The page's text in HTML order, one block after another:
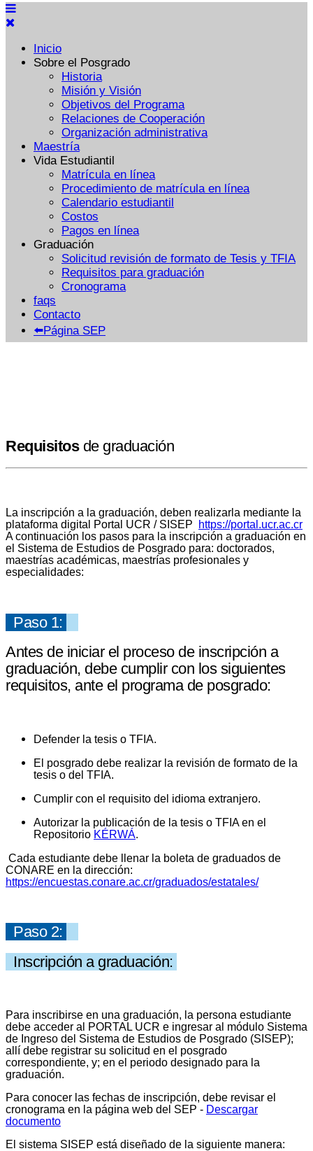
Inicio
Sobre el Posgrado
Historia
Misión y Visión
Objetivos del Programa
Relaciones de Cooperación
Organización administrativa
Maestría
Vida Estudiantil
Matrícula en línea
Procedimiento de matrícula en línea
Calendario estudiantil
Costos
Pagos en línea
Graduación
Solicitud revisión de formato de Tesis y TFIA
Requisitos para graduación
Cronograma
faqs
Contacto
⬅️Página SEP
Requisitosde graduación
La inscripción a la graduación, deben realizarla mediante la
plataforma digital Portal UCR / SISEP
https://portal.ucr.ac.cr
A continuación los pasos para la inscripción a graduación en
el Sistema de Estudios de Posgrado para: doctorados,
maestrías académicas, maestrías profesionales y
especialidades:
Paso 1:
Antes de iniciar el proceso de inscripción a
graduación, debe cumplir con los siguientes
requisitos, ante el programa de posgrado:
Defender la tesis o TFIA.
El posgrado debe realizar la revisión de formato de la
tesis o del TFIA.
Cumplir con el requisito del idioma extranjero.
Autorizar la publicación de la tesis o TFIA en el
Repositorio KÉRWÁ.
Cada estudiante debe llenar la boleta de graduados de
CONARE en la dirección:
https://encuestas.conare.ac.cr/graduados/estatales/
Paso 2:
Inscripción a graduación:
Para inscribirse en una graduación, la persona estudiante
debe acceder al PORTAL UCR e ingresar al módulo Sistema
de Ingreso del Sistema de Estudios de Posgrado (SISEP);
allí debe registrar su solicitud en el posgrado
correspondiente, y; en el periodo designado para la
graduación.
Para conocer las fechas de inscripción, debe revisar el
cronograma en la página web del SEP - Descargar
documento
El sistema SISEP está diseñado de la siguiente manera: